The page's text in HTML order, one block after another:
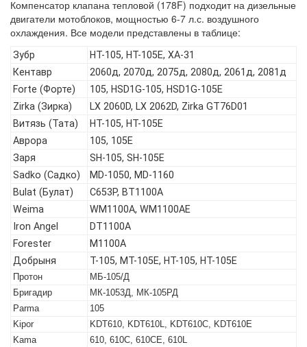
Компенсатор клапана тепловой (178F) подходит на дизельные
двигатели мотоблоков, мощностью 6-7 л.с. воздушного
охлаждения. Все модели представлены в таблице:
Зубр
HT-105, HT-105E, ХА-31
Кентавр
2060д, 2070д, 2075д, 2080д, 2061д, 2081д
Forte (Форте)
105, HSD1G-105, HSD1G-105E
Zirka (Зирка)
LX 2060D, LX 2062D, Zirka GT76D01
Витязь (Тата)
HT-105, HT-105E
Аврора
105, 105Е
Заря
SH-105, SH-105E
Sadko (Садко)
MD-1050, MD-1160
Bulat (Булат)
C653P, BT1100A
Weima
WM1100A, WM1100AE
Iron Angel
DT1100A
Forester
M1100A
Добрыня
T-105, МТ-105Е, НТ-105, НТ-105Е
Протон
МБ-105/Д
Бригадир
МК-1053Д, МК-105РД
Parma
105
Kipor
KDT610, KDT610L, KDT610C, KDT610E
Kama
610, 610C, 610CE, 610L